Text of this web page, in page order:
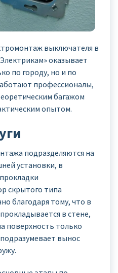
выключателя в
оказывает
по городу, но и по
профессионалы,
багажом
опытом.
подразделяются на
установки, в
скрытого типа
благодаря тому, что в
в стене,
поверхность только
вынос